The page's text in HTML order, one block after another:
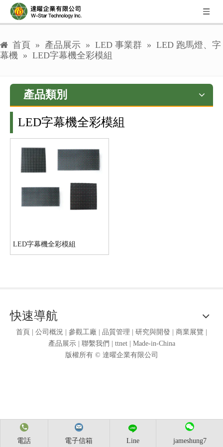
首頁 » 產品展示 » LED 事業群 » LED 跑馬燈、字
幕機 » LED字幕機全彩模組
產品類別
LED字幕機全彩模組
LED字幕機全彩模組
快速導航
首頁 公司概況 參觀工廠 品質管理 研究與開發 商業展覽
產品展示
聯繫我們 ttnet
Made-in-China
版權所有 © 達曜企業有限公司
電話 電子信箱 Line jameshung7